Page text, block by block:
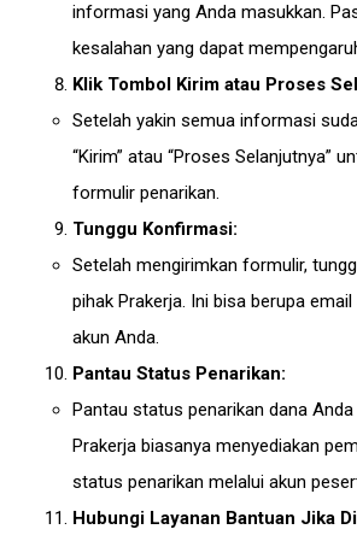
informasi yang Anda masukkan.
kesalahan yang dapat
Klik Tombol Kirim atau Proses
Setelah yakin semua informasi
“Kirim” atau “Proses Selanjutnya”
formulir penarikan.
Tunggu Konfirmasi:
Setelah mengirimkan formulir,
pihak Prakerja. Ini bisa berupa
akun Anda.
Pantau Status Penarikan:
Pantau status penarikan dana
Prakerja biasanya menyediakan
status penarikan melalui akun
Hubungi Layanan Bantuan Jika